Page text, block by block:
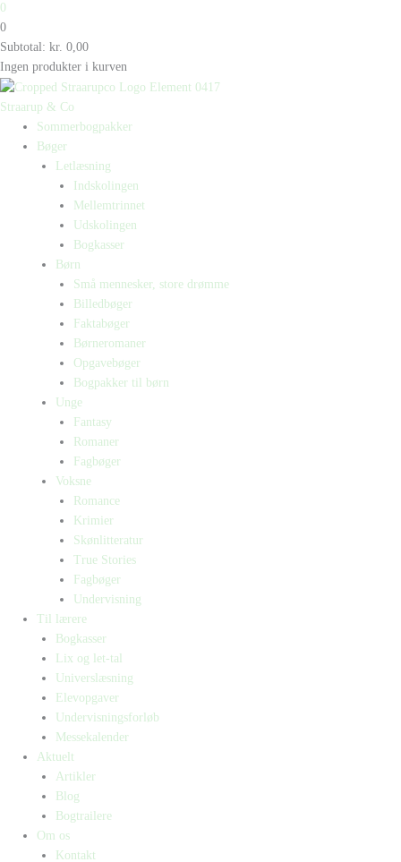
0
0
Subtotal: kr. 0,00
Ingen produkter i kurven
Straarup & Co
Sommerbogpakker
Bøger
Letlæsning
Indskolingen
Mellemtrinnet
Udskolingen
Bogkasser
Børn
Små mennesker, store drømme
Billedbøger
Faktabøger
Børneromaner
Opgavebøger
Bogpakker til børn
Unge
Fantasy
Romaner
Fagbøger
Voksne
Romance
Krimier
Skønlitteratur
True Stories
Fagbøger
Undervisning
Til lærere
Bogkasser
Lix og let-tal
Universlæsning
Elevopgaver
Undervisningsforløb
Messekalender
Aktuelt
Artikler
Blog
Bogtrailere
Om os
Kontakt